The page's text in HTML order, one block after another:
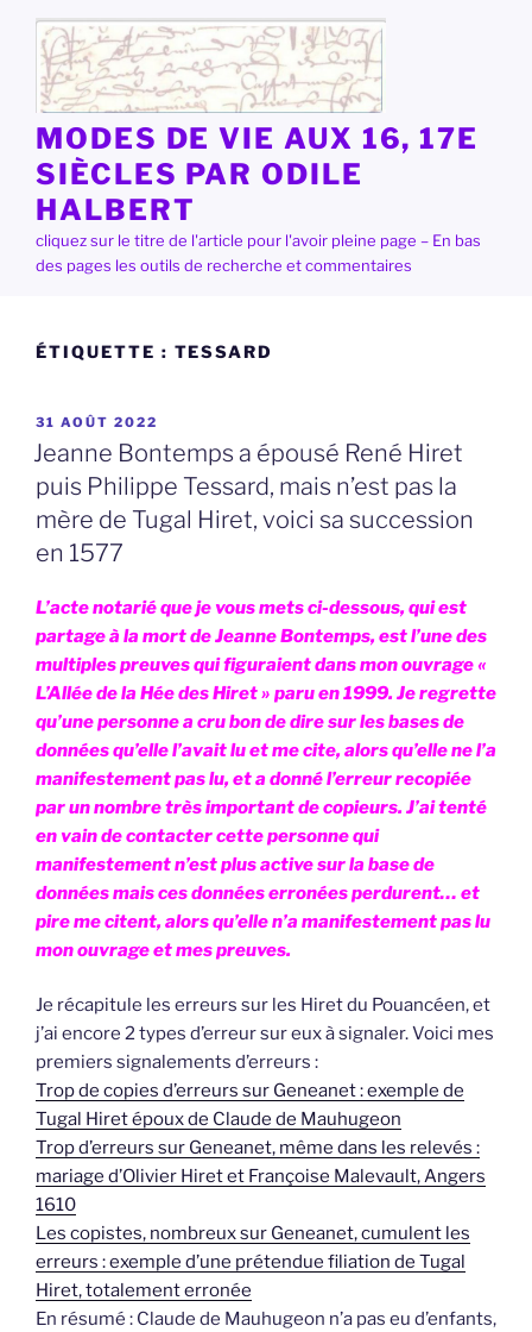
contenu
principal
MODES DE VIE AUX 16, 17E
SIÈCLES PAR ODILE
HALBERT
cliquez sur le titre de l'article pour l'avoir pleine page – En bas
des pages les outils de recherche et commentaires
ÉTIQUETTE : TESSARD
PUBLIÉ
LE
31 AOÛT 2022
Jeanne Bontemps a épousé René Hiret
puis Philippe Tessard, mais n’est pas la
mère de Tugal Hiret, voici sa succession
en 1577
L’acte notarié que je vous mets ci-dessous, qui est
partage à la mort de Jeanne Bontemps, est l’une des
multiples preuves qui figuraient dans mon ouvrage «
L’Allée de la Hée des Hiret » paru en 1999. Je regrette
qu’une personne a cru bon de dire sur les bases de
données qu’elle l’avait lu et me cite, alors qu’elle ne l’a
manifestement pas lu, et a donné l’erreur recopiée
par un nombre très important de copieurs. J’ai tenté
en vain de contacter cette personne qui
manifestement n’est plus active sur la base de
données mais ces données erronées perdurent… et
pire me citent, alors qu’elle n’a manifestement pas lu
mon ouvrage et mes preuves.
Je récapitule les erreurs sur les Hiret du Pouancéen, et
j’ai encore 2 types d’erreur sur eux à signaler. Voici mes
premiers signalements d’erreurs :
Trop de copies d’erreurs sur Geneanet : exemple de
Tugal Hiret époux de Claude de Mauhugeon
Trop d’erreurs sur Geneanet, même dans les relevés :
mariage d’Olivier Hiret et Françoise Malevault, Angers
1610
Les copistes, nombreux sur Geneanet, cumulent les
erreurs : exemple d’une prétendue filiation de Tugal
Hiret, totalement erronée
En résumé : Claude de Mauhugeon n’a pas eu d’enfants,